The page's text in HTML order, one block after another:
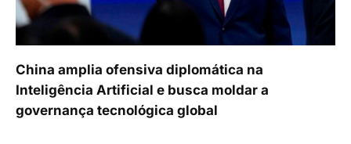
China amplia ofensiva diplomática na
Inteligência Artificial e busca moldar a
governança tecnológica global